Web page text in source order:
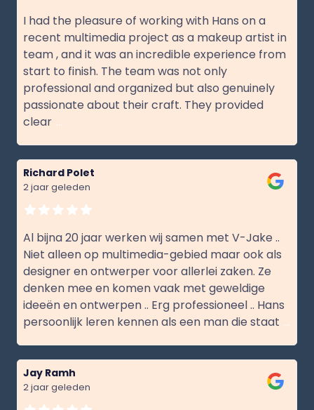
I had the pleasure of working with Hans on a
recent multimedia project as a makeup artist in
team , and it was an incredible experience from
start to finish. The team was not only
professional and organized but also genuinely
passionate about their craft. They provided
clear ...
Richard Polet
2 jaar geleden
Al bijna 20 jaar werken wij samen met V-Jake ..
Niet alleen op multimedia-gebied maar ook als
designer en ontwerper voor allerlei zaken. Ze
denken mee en komen vaak met geweldige
ideeën en ontwerpen .. Erg professioneel .. Hans
persoonlijk leren kennen als een man die staat ...
Jay Ramh
2 jaar geleden